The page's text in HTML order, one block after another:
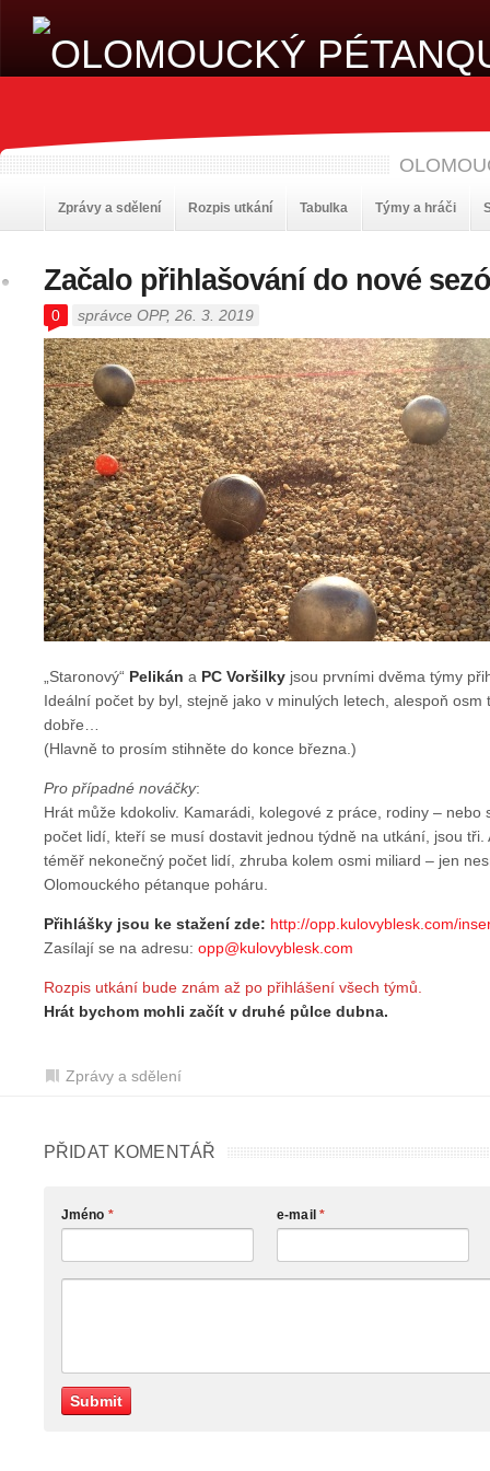
Zprávy a sdělení Rozpis utkání Tabulka Týmy a hráči
Začalo přihlašování do nové
0 správce OPP, 26. 3. 2019
„Staronový“ Pelikán a PC Voršilky jsou prvními dvěma týmy
Ideální počet by byl, stejně jako v minulých letech, alespoň
dobře…
(Hlavně to prosím stihněte do konce března.)
Pro případné nováčky:
Hrát může kdokoliv. Kamarádi, kolegové z práce, rodiny – nebo
počet lidí, kteří se musí dostavit jednou týdně na utkání, jsou tři.
téměř nekonečný počet lidí, zhruba kolem osmi miliard – jen
Olomouckého pétanque poháru.
Přihlášky jsou ke stažení zde: http://opp.kulovyblesk.com/
Zasílají se na adresu: opp@kulovyblesk.com
Rozpis utkání bude znám až po přihlášení všech týmů.
Hrát bychom mohli začít v druhé půlce dubna.
Zprávy a sdělení
PŘIDAT KOMENTÁŘ
Jméno * e-mail *